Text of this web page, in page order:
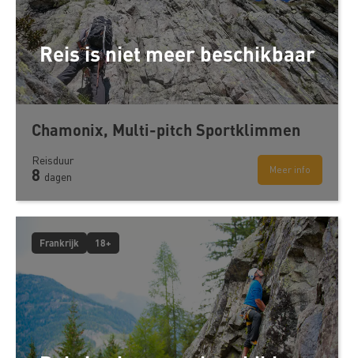
Reis is niet meer beschikbaar
Chamonix, Multi-pitch Sportklimmen
Meer info
Reisduur
8 dagen
Frankrijk 18+